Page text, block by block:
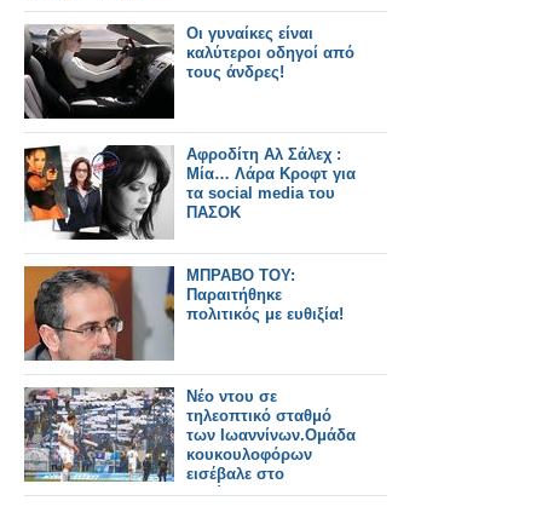
Οι γυναίκες είναι
καλύτεροι οδηγοί από
τους άνδρες!
Αφροδίτη Αλ Σάλεχ :
Μία… Λάρα Κροφτ για
τα social media του
ΠΑΣΟΚ
ΜΠΡΑΒΟ ΤΟΥ:
Παραιτήθηκε
πολιτικός με ευθιξία!
Νέο ντου σε
τηλεοπτικό σταθμό
των Ιωαννίνων.Ομάδα
κουκουλοφόρων
εισέβαλε στο
στούντιο του